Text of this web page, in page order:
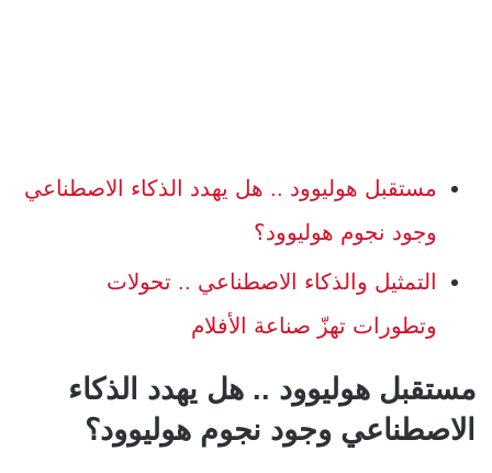
مستقبل هوليوود .. هل يهدد الذكاء الاصطناعي
وجود نجوم هوليوود؟
التمثيل والذكاء الاصطناعي .. تحولات
وتطورات تهزّ صناعة الأفلام
مستقبل هوليوود .. هل يهدد الذكاء
الاصطناعي وجود نجوم هوليوود؟